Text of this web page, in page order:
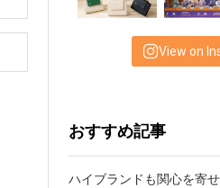
View on
おすすめ記事
ハイブランドも関心を寄